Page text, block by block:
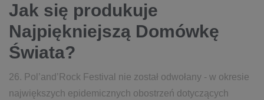
Jak się produkuje
Najpiękniejszą Domówkę
Świata?
26. Pol’and’Rock Festival nie został odwołany - w okresie
największych epidemicznych obostrzeń dotyczących